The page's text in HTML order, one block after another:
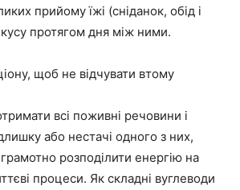
прийому їжі (сніданок, обід і
протягом дня між ними.
щоб не відчувати втому
всі поживні речовини і
або нестачі одного з них,
розподілити енергію на
процеси. Як складні вуглеводи